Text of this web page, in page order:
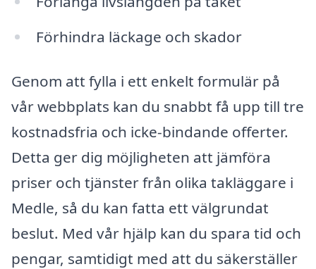
Förhindra läckage och skador
Genom att fylla i ett enkelt formulär på
vår webbplats kan du snabbt få upp till tre
kostnadsfria och icke-bindande offerter.
Detta ger dig möjligheten att jämföra
priser och tjänster från olika takläggare i
Medle, så du kan fatta ett välgrundat
beslut. Med vår hjälp kan du spara tid och
pengar, samtidigt med att du säkerställer